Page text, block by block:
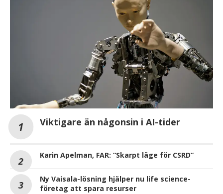
Viktigare än någonsin i AI-tider
Karin Apelman, FAR: “Skarpt läge för CSRD”
Ny Vaisala-lösning hjälper nu life science-
företag att spara resurser